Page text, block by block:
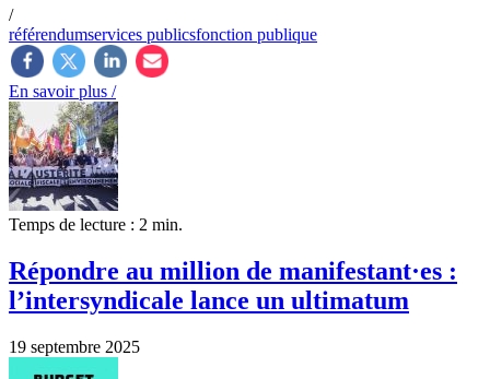
/
référendumservices publicsfonction publique
En savoir plus /
Temps de lecture : 2 min.
Répondre au million de manifestant·es :
l’intersyndicale lance un ultimatum
19 septembre 2025